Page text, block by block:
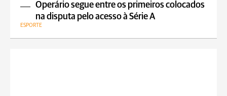
Operário segue entre os primeiros colocados
na disputa pelo acesso à Série A
ESPORTE